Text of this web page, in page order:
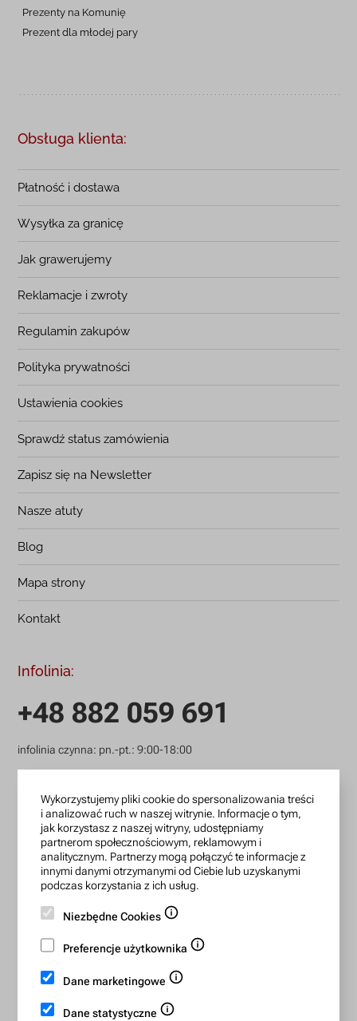
Prezenty na Komunię
Prezent dla młodej pary
Obsługa klienta:
Płatność i dostawa
Wysyłka za granicę
Jak grawerujemy
Reklamacje i zwroty
Regulamin zakupów
Polityka prywatności
Ustawienia cookies
Sprawdź status zamówienia
Zapisz się na Newsletter
Nasze atuty
Blog
Mapa strony
Kontakt
Infolinia:
+48 882 059 691
infolinia czynna: pn.-pt.: 9:00-18:00
Pisząc w sprawie swojego zamówienia podaj w tytule
wiadomości numer, który otrzymałeś w potwierdzeniu.
Konto bankowe:
15 1140 2004 0000 3702 7470 6466
Bezpieczne płatności:
Wykorzystujemy pliki cookie do spersonalizowania treści
i analizować ruch w naszej witrynie. Informacje o tym,
jak korzystasz z naszej witryny, udostępniamy
partnerom społecznościowym, reklamowym i
analitycznym. Partnerzy mogą połączyć te informacje z
innymi danymi otrzymanymi od Ciebie lub uzyskanymi
podczas korzystania z ich usług.
Niezbędne Cookies
Preferencje użytkownika
Dane marketingowe
Dane statystyczne